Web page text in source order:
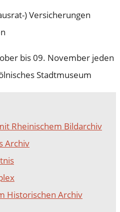
) Versicherungen
bis 09. November jeden
Stadtmuseum
Rheinischem Bildarchiv
Archiv
Historischen Archiv